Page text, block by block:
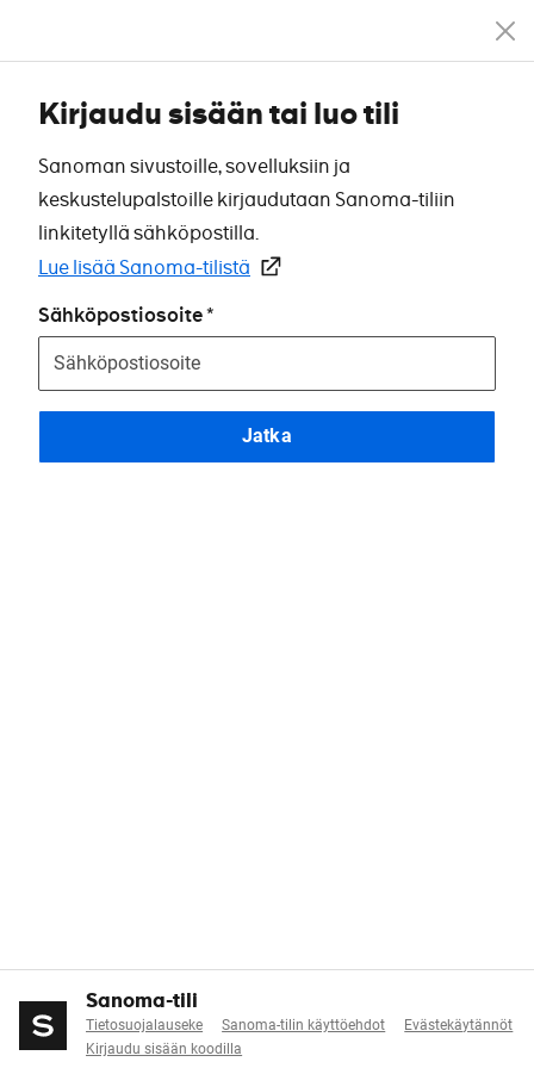
Kirjaudu sisään tai luo tili
Sanoman sivustoille, sovelluksiin ja
keskustelupalstoille kirjaudutaan Sanoma-tiliin
linkitetyllä sähköpostilla.
Lue lisää Sanoma-tilistä
Sähköpostiosoite
Jatka
Sanoma-tili
Tietosuojalauseke Sanoma-tilin käyttöehdot
Evästekäytännöt
Kirjaudu sisään koodilla